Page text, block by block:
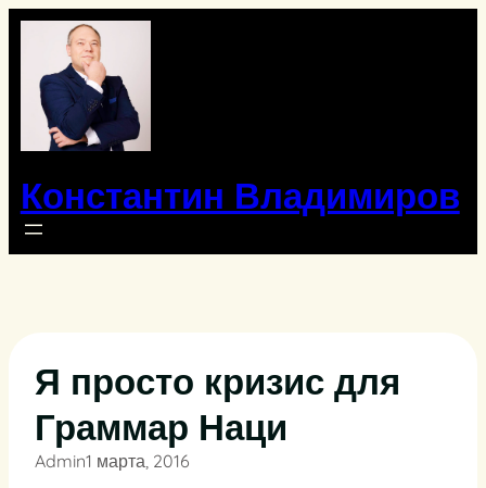
Перейти
содержимому
Константин Владимиров
Я просто кризис для
Граммар Наци
Admin1 марта, 2016